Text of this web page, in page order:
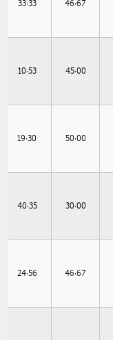
45.00
10.53
50.00
19.30
30.00
40.35
46.67
24.56